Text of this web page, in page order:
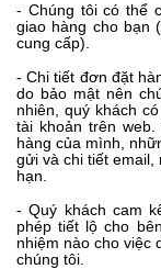
- Chúng tôi có thể
giao hàng cho bạn
cung cấp).
- Chi tiết đơn đặt
do bảo mật nên
nhiên, quý khách
tài khoản trên
hàng của mình,
gửi và chi tiết email,
hạn.
- Quý khách cam
phép tiết lộ cho
nhiệm nào cho việc
chúng tôi.